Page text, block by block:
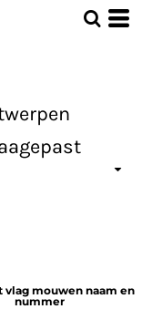
vlag mouwen naam en
nummer